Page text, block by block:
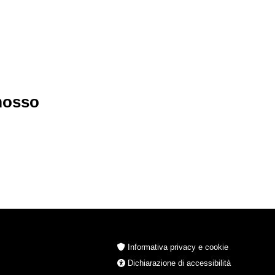
Informativa privacy e cookie
Dichiarazione di accessibilità